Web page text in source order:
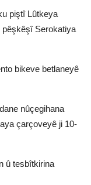
piştî Lûtkeya
pêşkêşî Serokatiya
bikeve betlaneyê
nûçegihana
çarçoveyê ji 10-
û tesbîtkirina